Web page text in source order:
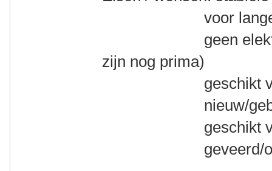
voor lange
geen elektrische
zijn nog prima)
geschikt voor
nieuw/gebruikt
geschikt voor
geveerd/